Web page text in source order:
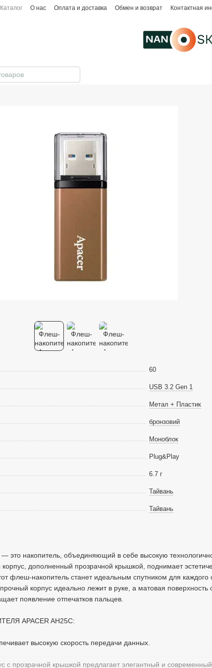
Каталог О нас Оплата и доставка Обмен и возврат Контактная
60
USB 3.2 Gen 1
Метал + Пластик
бронзовий
Моноблок
Plug&Play
6.7 г
Тайвань
Тайвань
это накопитель, объединяющий в себе высокую
дополненный прозрачной крышкой, поднимает
флеш-накопитель станет идеальным спутником для каждого
корпус идеально лежит в руке, а матовая поверхность
появление отпечатков пальцев.
APACER AH25C:
высокую скорость передачи данных.
с прозрачной крышкой предлагает элегантный и